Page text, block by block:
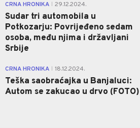
CRNA HRONIKA 29.12.2024.
Sudar tri automobila u
Potkozarju: Povrijeđeno sedam
osoba, među njima i državljani
Srbije
CRNA HRONIKA 18.12.2024.
Teška saobraćajka u Banjaluci:
Autom se zakucao u drvo (FOTO)